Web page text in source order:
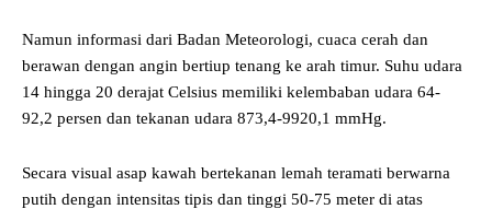
Namun informasi dari Badan Meteorologi, cuaca cerah dan
berawan dengan angin bertiup tenang ke arah timur. Suhu udara
14 hingga 20 derajat Celsius memiliki kelembaban udara 64-
92,2 persen dan tekanan udara 873,4-9920,1 mmHg.
Secara visual asap kawah bertekanan lemah teramati berwarna
putih dengan intensitas tipis dan tinggi 50-75 meter di atas